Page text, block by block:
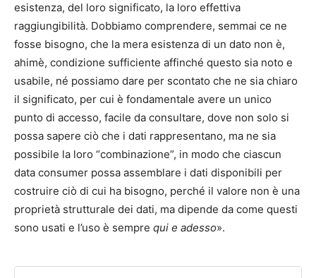
esistenza, del loro significato, la loro effettiva
raggiungibilità. Dobbiamo comprendere, semmai ce ne
fosse bisogno, che la mera esistenza di un dato non è,
ahimè, condizione sufficiente affinché questo sia noto e
usabile, né possiamo dare per scontato che ne sia chiaro
il significato, per cui è fondamentale avere un unico
punto di accesso, facile da consultare, dove non solo si
possa sapere ciò che i dati rappresentano, ma ne sia
possibile la loro “combinazione”, in modo che ciascun
data consumer possa assemblare i dati disponibili per
costruire ciò di cui ha bisogno, perché il valore non è una
proprietà strutturale dei dati, ma dipende da come questi
sono usati e l’uso è sempre qui e adesso».